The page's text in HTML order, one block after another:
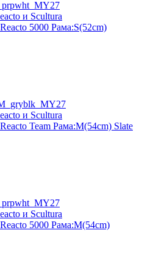
5000 Рама:S(52cm)
Team Рама:M(54cm) Slate
5000 Рама:M(54cm)